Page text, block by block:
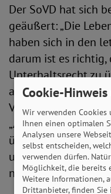
Der SoVD hat sich
geäußert: „Die
haben sich in den
darum ist es
Unterhaltsrecht zu
auch im
„Alleinerziehende
überwiegend die
und Erziehung
nicht
Cookie-
Wir verwenden
Ihnen einen optimalen
Analysen unsere
selbst entscheiden,
verwenden dürfen.
Möglichkeit, die
Weitere Informationen,
Drittanbieter, finden Sie